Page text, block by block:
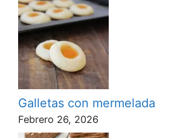
Galletas con mermelada
Febrero 26, 2026